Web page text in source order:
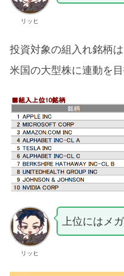
リッヒ
投資対象の組入れ銘柄
米国の大型株に連動を目
リッヒ
上位にはメ